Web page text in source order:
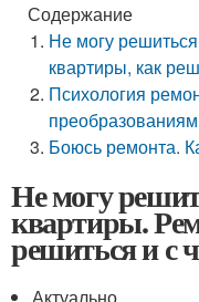
Содержание
Не могу
квартиры, как
Психология
Боюсь ремонта.
Не могу
квартиры.
решиться и с